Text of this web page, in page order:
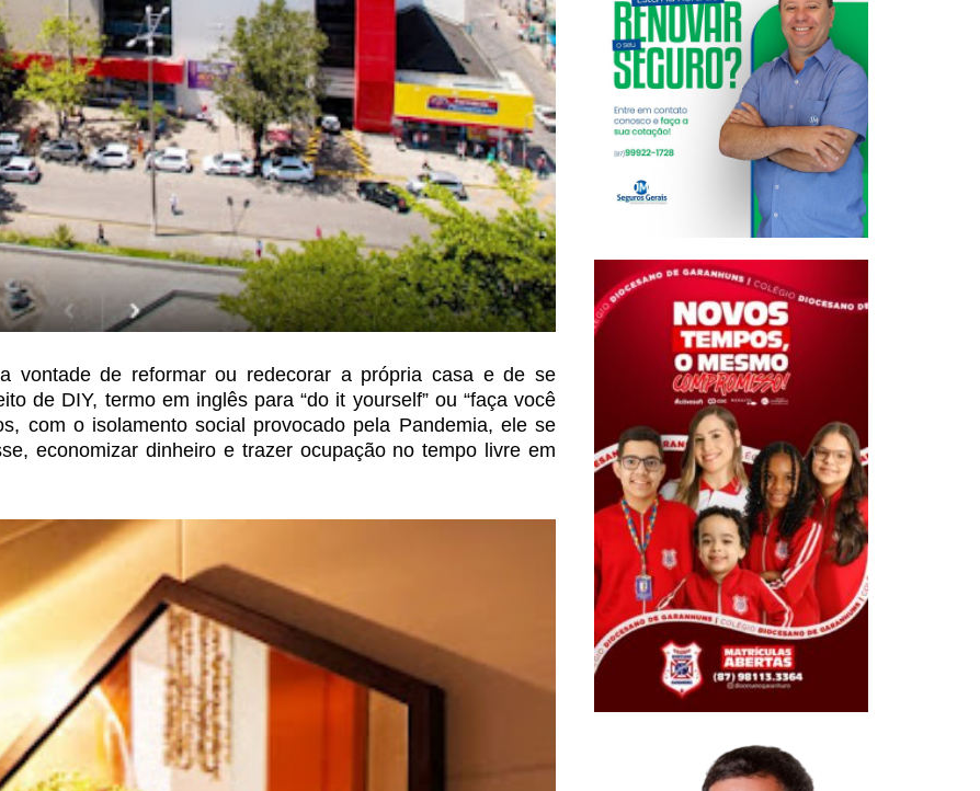
vontade de reformar ou redecorar a própria casa e de se
de DIY, termo em inglês para “do it yourself” ou “faça você
com o isolamento social provocado pela Pandemia, ele se
economizar dinheiro e trazerocupação no tempo livre em